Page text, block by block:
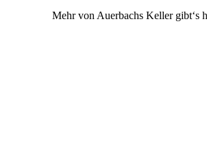
Mehr von Auerbachs Keller gibt‘s